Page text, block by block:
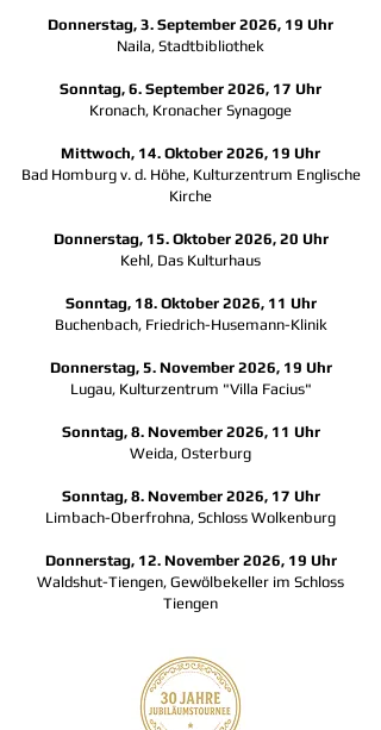
Donnerstag, 3. September 2026, 19 Uhr
Naila, Stadtbibliothek
Sonntag, 6. September 2026, 17 Uhr
Kronach, Kronacher Synagoge
Mittwoch, 14. Oktober 2026, 19 Uhr
Bad Homburg v. d. Höhe, Kulturzentrum Englische
Kirche
Donnerstag, 15. Oktober 2026, 20 Uhr
Kehl, Das Kulturhaus
Sonntag, 18. Oktober 2026, 11 Uhr
Buchenbach, Friedrich-Husemann-Klinik
Donnerstag, 5. November 2026, 19 Uhr
Lugau, Kulturzentrum "Villa Facius"
Sonntag, 8. November 2026, 11 Uhr
Weida, Osterburg
Sonntag, 8. November 2026, 17 Uhr
Limbach-Oberfrohna, Schloss Wolkenburg
Donnerstag, 12. November 2026, 19 Uhr
Waldshut-Tiengen, Gewölbekeller im Schloss
Tiengen